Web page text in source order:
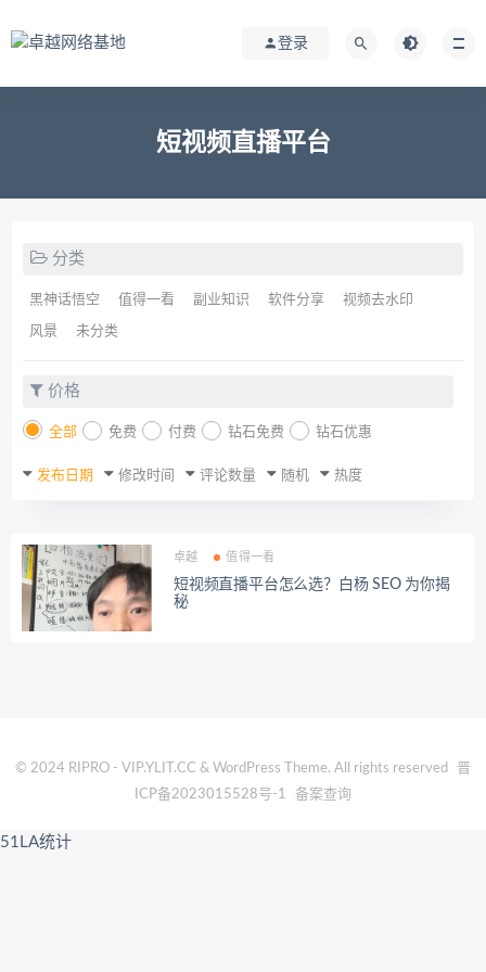
登录
短视频直播平台
分类
黑神话悟空 值得一看 副业知识 软件分享 视频去水印
风景 未分类
价格
全部 免费 付费 钻石免费 钻石优惠
发布日期 修改时间 评论数量 随机 热度
卓越 值得一看
短视频直播平台怎么选？白杨 SEO 为你揭
秘
© 2024 RIPRO - VIP.YLIT.CC & WordPress Theme. All rights reserved
晋
ICP备2023015528号-1
备案查询
51LA统计